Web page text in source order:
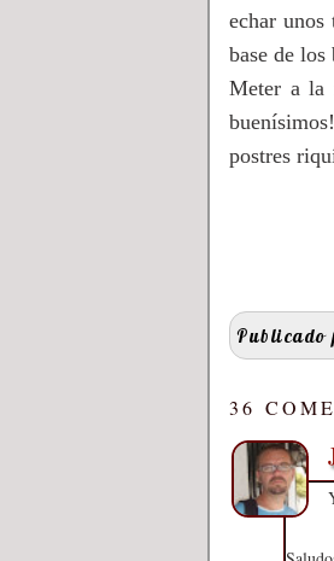
echar
base de los
Meter a la
postres
Publicado
36